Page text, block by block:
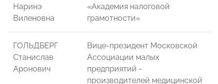
Наринэ
Виленовна
«Академия налоговой
грамотности»
ГОЛЬДБЕРГ
Станислав
Аронович
Вице-президент Московской
Ассоциации малых
предприятий -
производителей медицинской